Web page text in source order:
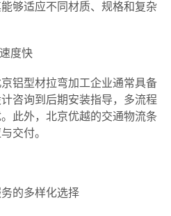
够适应不同材质、规格和复杂
度快
铝型材拉弯加工企业通常具备
咨询到后期安装指导，多流程
此外，北京优越的交通物流条
交付。
的多样化选择